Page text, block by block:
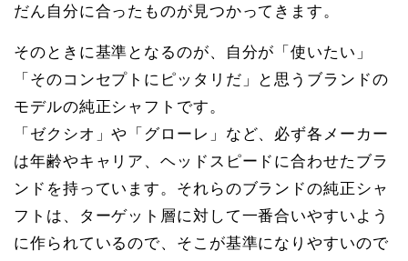
だん自分に合ったものが見つかってきます。
そのときに基準となるのが、自分が「使いたい」
「そのコンセプトにピッタリだ」と思うブランドの
モデルの純正シャフトです。
「ゼクシオ」や「グローレ」など、必ず各メーカー
は年齢やキャリア、ヘッドスピードに合わせたブラ
ンドを持っています。それらのブランドの純正シャ
フトは、ターゲット層に対して一番合いやすいよう
に作られているので、そこが基準になりやすいので